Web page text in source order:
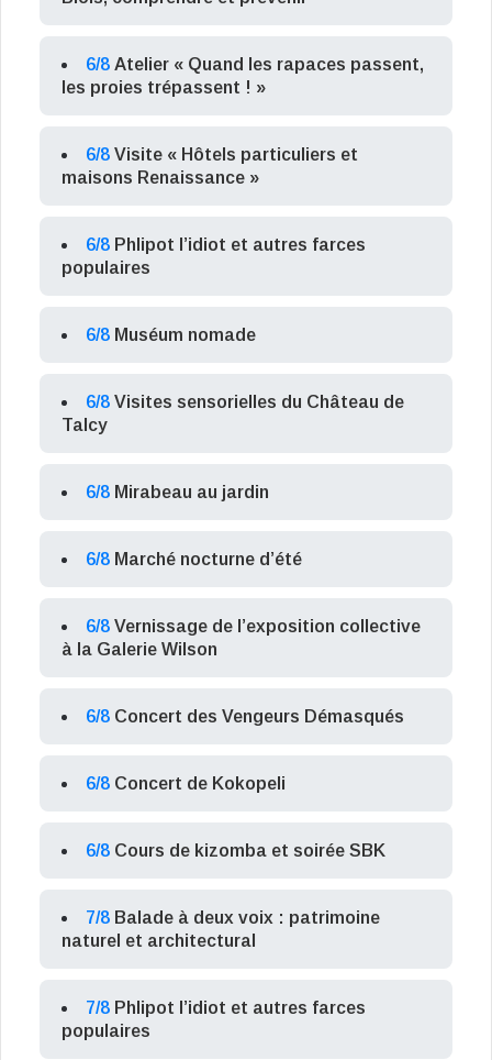
6/8 Atelier « Quand les rapaces passent,
les proies trépassent ! »
6/8 Visite « Hôtels particuliers et
maisons Renaissance »
6/8 Phlipot l’idiot et autres farces
populaires
6/8 Muséum nomade
6/8 Visites sensorielles du Château de
Talcy
6/8 Mirabeau au jardin
6/8 Marché nocturne d’été
6/8 Vernissage de l’exposition collective
à la Galerie Wilson
6/8 Concert des Vengeurs Démasqués
6/8 Concert de Kokopeli
6/8 Cours de kizomba et soirée SBK
7/8 Balade à deux voix : patrimoine
naturel et architectural
7/8 Phlipot l’idiot et autres farces
populaires